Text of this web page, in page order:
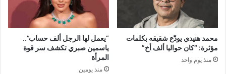
محمد هنيدي يودّع شقيقه بكلمات
مؤثرة: “كان حواليا ألف أخ”
منذ يوم واحد
“يعمل لها الرجل ألف حساب”..
ياسمين صبري تكشف سر قوة
المرأة
منذ يومين